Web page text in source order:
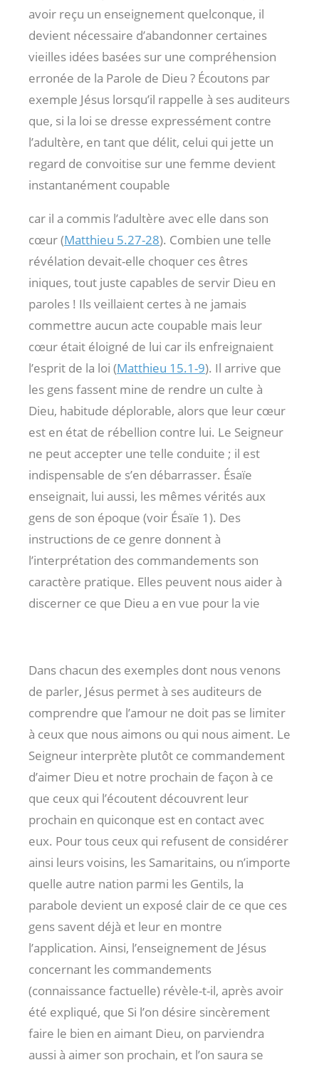
avoir reçu un enseignement quelconque, il
devient nécessaire d’abandonner certaines
vieilles idées basées sur une compréhension
erronée de la Parole de Dieu ? Écoutons par
exemple Jésus lorsqu’il rappelle à ses auditeurs
que, si la loi se dresse expressément contre
l’adultère, en tant que délit, celui qui jette un
regard de convoitise sur une femme devient
instantanément coupable
car il a commis l’adultère avec elle dans son
cœur (Matthieu 5.27-28). Combien une telle
révélation devait-elle choquer ces êtres
iniques, tout juste capables de servir Dieu en
paroles ! Ils veillaient certes à ne jamais
commettre aucun acte coupable mais leur
cœur était éloigné de lui car ils enfreignaient
l’esprit de la loi (Matthieu 15.1-9). Il arrive que
les gens fassent mine de rendre un culte à
Dieu, habitude déplorable, alors que leur cœur
est en état de rébellion contre lui. Le Seigneur
ne peut accepter une telle conduite ; il est
indispensable de s’en débarrasser. Ésaïe
enseignait, lui aussi, les mêmes vérités aux
gens de son époque (voir Ésaïe 1). Des
instructions de ce genre donnent à
l’interprétation des commandements son
caractère pratique. Elles peuvent nous aider à
discerner ce que Dieu a en vue pour la vie
Dans chacun des exemples dont nous venons
de parler, Jésus permet à ses auditeurs de
comprendre que l’amour ne doit pas se limiter
à ceux que nous aimons ou qui nous aiment. Le
Seigneur interprète plutôt ce commandement
d’aimer Dieu et notre prochain de façon à ce
que ceux qui l’écoutent découvrent leur
prochain en quiconque est en contact avec
eux. Pour tous ceux qui refusent de considérer
ainsi leurs voisins, les Samaritains, ou n’importe
quelle autre nation parmi les Gentils, la
parabole devient un exposé clair de ce que ces
gens savent déjà et leur en montre
l’application. Ainsi, l’enseignement de Jésus
concernant les commandements
(connaissance factuelle) révèle-t-il, après avoir
été expliqué, que Si l’on désire sincèrement
faire le bien en aimant Dieu, on parviendra
aussi à aimer son prochain, et l’on saura se